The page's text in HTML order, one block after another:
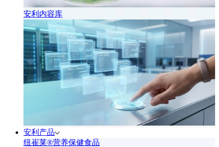
安利内容库
安利产品
纽崔莱®营养保健食品